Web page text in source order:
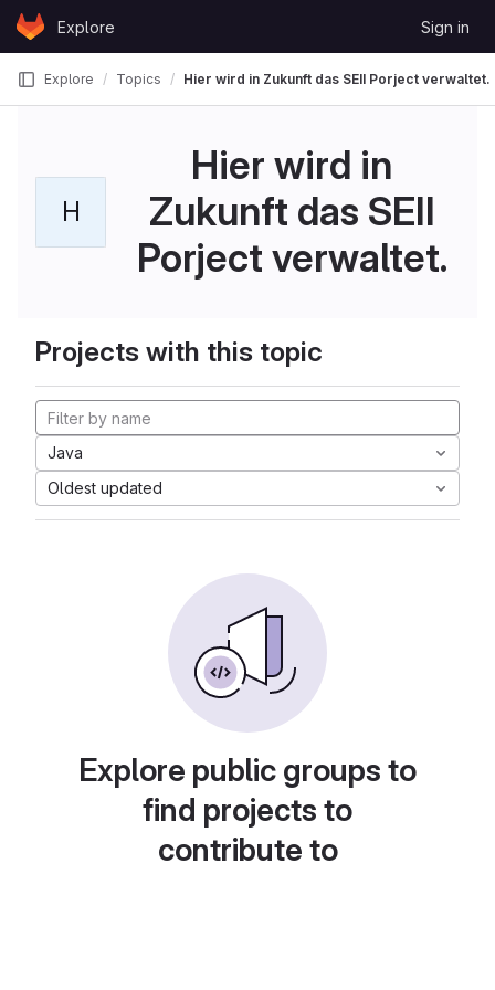
Skip to content
GitLabExplore Sign in
Explore Topics Hier wird in Zukunft das SEII Porject verwaltet.
H
Hier wird in
Zukunft das SEII
Porject verwaltet.
Projects with this topic
Java
Oldest updated
Explore public groups to
find projects to
contribute to